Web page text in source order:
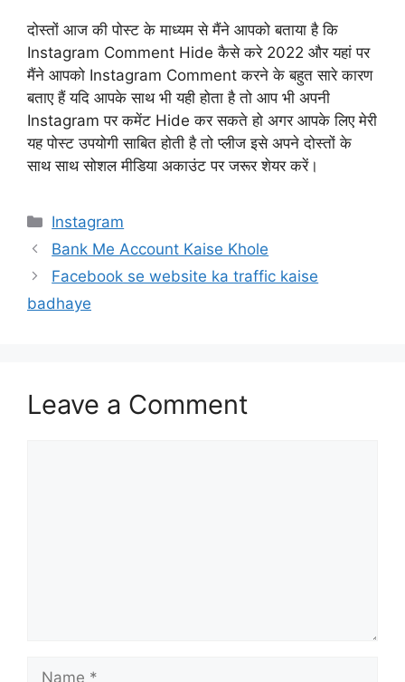
दोस्तों आज की पोस्ट के माध्यम से मैंने आपको बताया है कि
Instagram Comment Hide कैसे करे 2022 और यहां पर
मैंने आपको Instagram Comment करने के बहुत सारे कारण
बताए हैं यदि आपके साथ भी यही होता है तो आप भी अपनी
Instagram पर कमेंट Hide कर सकते हो अगर आपके लिए मेरी
यह पोस्ट उपयोगी साबित होती है तो प्लीज इसे अपने दोस्तों के
साथ साथ सोशल मीडिया अकाउंट पर जरूर शेयर करें।
Categories
Instagram
Bank Me Account Kaise Khole
Facebook se website ka traffic kaise
badhaye
Leave a Comment